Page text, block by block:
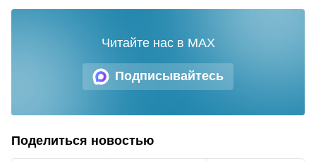
Подписывайтесь
Читайте нас в MAX
Поделиться новостью